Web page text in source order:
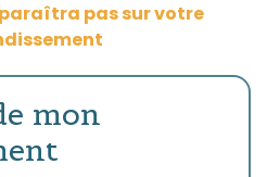
pas sur votre
mon